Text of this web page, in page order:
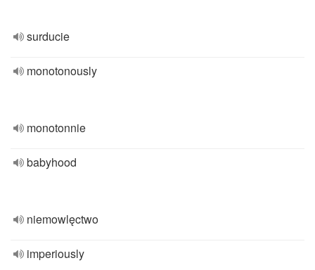
surducie
monotonously
monotonnie
babyhood
niemowlęctwo
imperiously